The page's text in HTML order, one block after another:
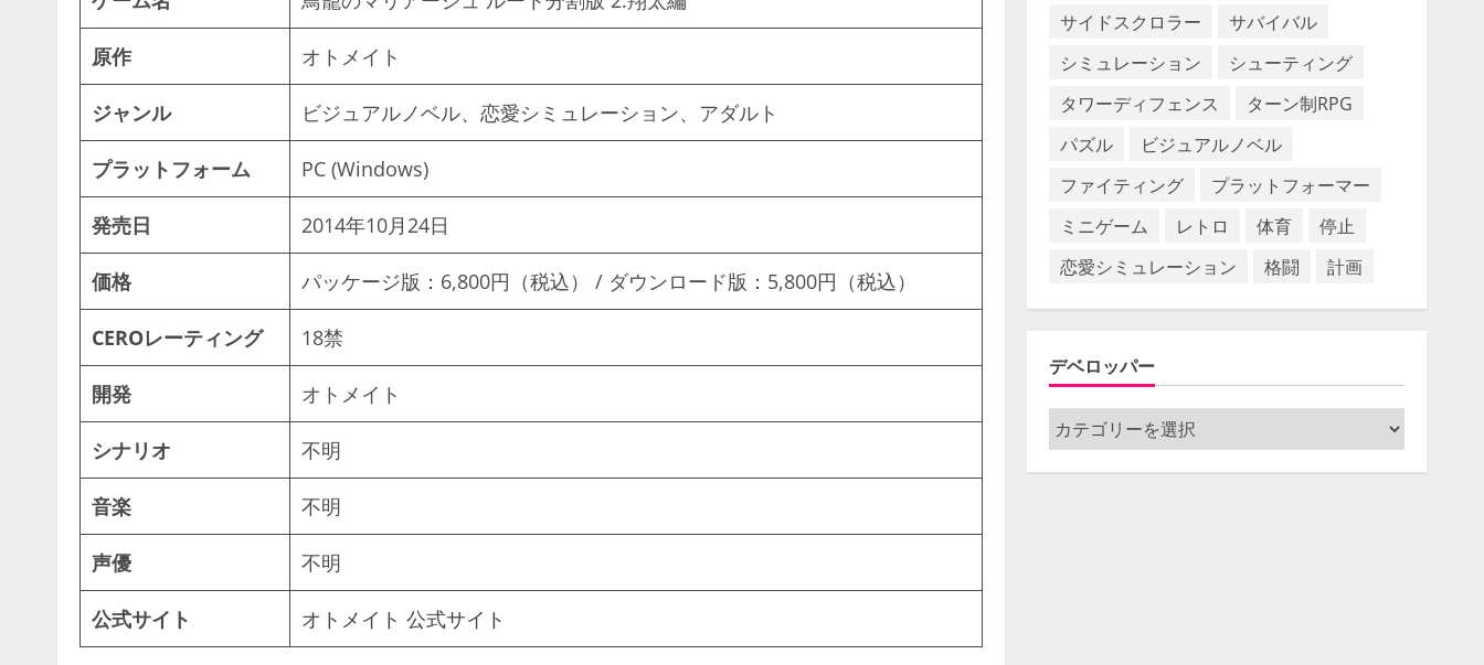
原作 オトメイト
ジャンル ビジュアルノベル、恋愛シミュレーション、アダルト
プラットフォーム PC (Windows)
発売日 2014年10月24日
価格 パッケージ版：6,800円（税込） / ダウンロード版：5,800円（税込）
CEROレーティング 18禁
開発 オトメイト
シナリオ 不明
音楽 不明
声優 不明
公式サイト オトメイト 公式サイト
サイドスクロラー
サバイバル
シミュレーション
シューティング
タワーディフェンス
ターン制RPG
パズル
ビジュアルノベル
ファイティング
プラットフォーマー
ミニゲーム
レトロ 体育
停止
恋愛シミュレーション
格闘 計画
デベロッパー
デ
ベ